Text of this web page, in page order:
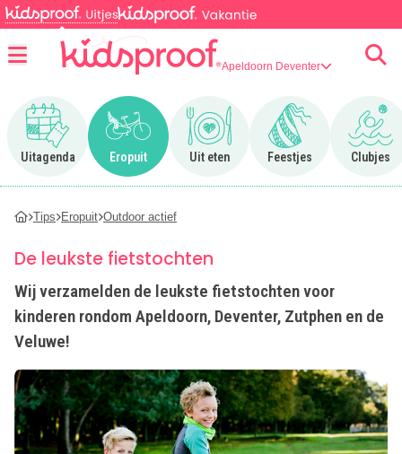
Apeldoorn Deventer
Uitagenda
Ga naar Uitagenda
Eropuit
Ga naar Eropuit
Uit eten
Ga naar Uit eten
Feestjes
Ga naar Feestjes
Clubjes
Ga
Tips Eropuit Outdoor actief
De leukste fietstochten
Wij verzamelden de leukste fietstochten voor
kinderen rondom Apeldoorn, Deventer, Zutphen en de
Veluwe!